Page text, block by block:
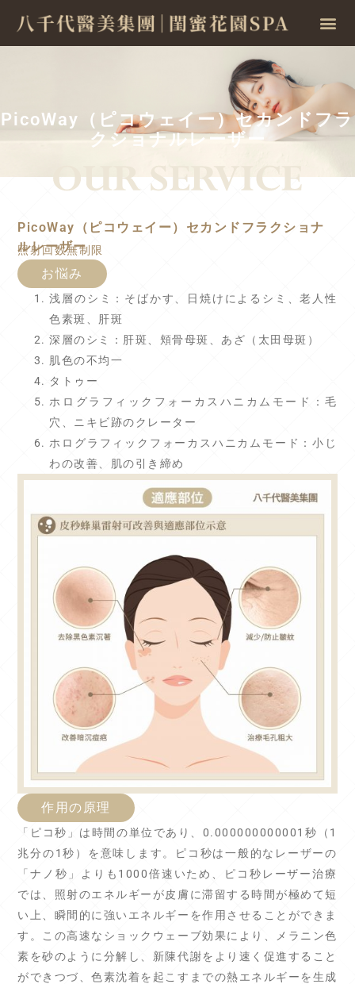
PicoWay（ピコウェイー）セカンドフラ
クショナルレーザー
PicoWay（ピコウェイー）セカンドフラクショナ
ルレーザー
照射回数無制限
お悩み
浅層のシミ：そばかす、日焼けによるシミ、老人性
色素斑、肝斑
深層のシミ：肝斑、頬骨母斑、あざ（太田母斑）
肌色の不均一
タトゥー
ホログラフィックフォーカスハニカムモード：毛
穴、ニキビ跡のクレーター
ホログラフィックフォーカスハニカムモード：小じ
わの改善、肌の引き締め
作用の原理
「ピコ秒」は時間の単位であり、0.000000000001秒（1
兆分の1秒）を意味します。ピコ秒は一般的なレーザーの
「ナノ秒」よりも1000倍速いため、ピコ秒レーザー治療
では、照射のエネルギーが皮膚に滞留する時間が極めて短
い上、瞬間的に強いエネルギーを作用させることができま
す。この高速なショックウェーブ効果により、メラニン色
素を砂のように分解し、新陳代謝をより速く促進すること
ができつづ、色素沈着を起こすまでの熱エネルギーを生成